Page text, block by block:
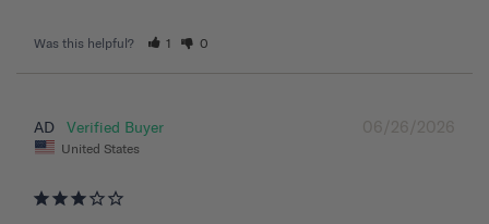
Was this helpful? 1 0
06/26/2026
AD
United States